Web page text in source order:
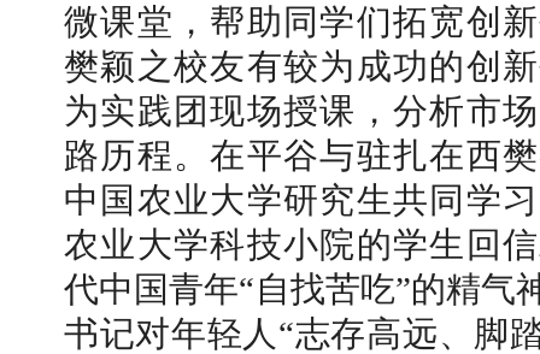
微课堂，帮助同学们拓宽创
樊颖之校友有较为成功的创
为实践团现场授课，分析市
路历程。在平谷与驻扎在西
中国农业大学研究生共同学
农业大学科技小院的学生回
代中国青年“自找苦吃”的精气
书记对年轻人“志存高远、脚